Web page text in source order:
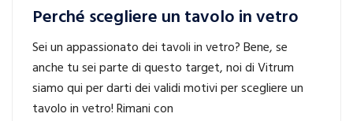
Perché scegliere un tavolo in vetro
Sei un appassionato dei tavoli in vetro? Bene, se
anche tu sei parte di questo target, noi di Vitrum
siamo qui per darti dei validi motivi per scegliere un
tavolo in vetro! Rimani con